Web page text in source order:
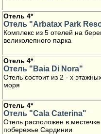
Отель 4*
Отель "Arbatax Park
Комплекс из 5 отелей на
великолепного парка
Отель 4*
Отель "Baia Di Nora"
Отель состоит из 2 - х
моря
Отель 4*
Отель "Cala Caterina"
Отель расположен в
побережье Сардинии